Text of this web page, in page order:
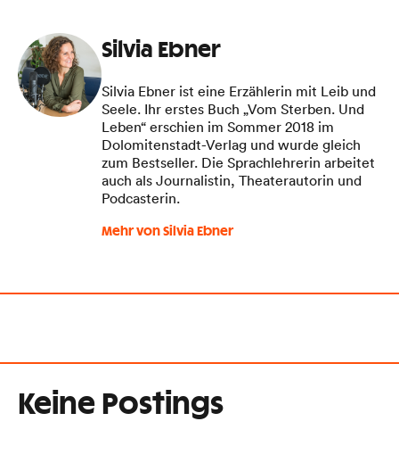
Silvia Ebner
Silvia Ebner ist eine Erzählerin mit Leib und
Seele. Ihr erstes Buch „Vom Sterben. Und
Leben“ erschien im Sommer 2018 im
Dolomitenstadt-Verlag und wurde gleich
zum Bestseller. Die Sprachlehrerin arbeitet
auch als Journalistin, Theaterautorin und
Podcasterin.
Mehr von Silvia Ebner
Keine Postings